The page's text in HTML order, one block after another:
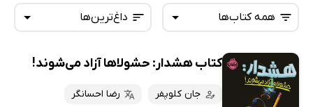
داغ‌ترین‌ها
تازه‌ها
داغ‌ترین‌ها
همه کتاب‌ها
همه کتاب‌ها
کتاب‌های صوتی
کتاب هشدار: حشولا‌ها آزاد می‌شوند!
جان کلوپفر رضا احسانگر